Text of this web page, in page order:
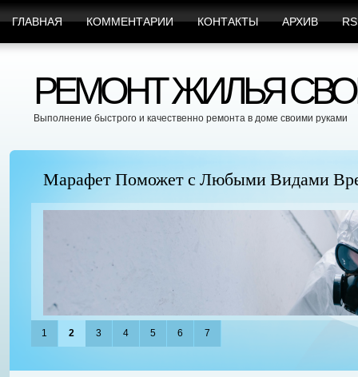
ГЛАВНАЯ КОММЕНТАРИИ КОНТАКТЫ АРХИВ
РЕМОНТ ЖИЛЬЯ
Выполнение быстрого и качественно ремонта в доме своими руками
Марафет Поможет с Любыми Видами
1 2 3 4 5 6 7